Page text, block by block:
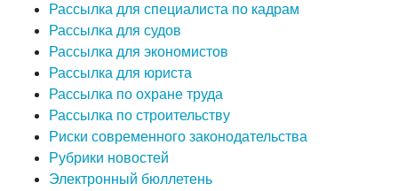
Рассылка для специалиста по кадрам
Рассылка для судов
Рассылка для экономистов
Рассылка для юриста
Рассылка по охране труда
Рассылка по строительству
Риски современного законодательства
Рубрики новостей
Электронный бюллетень